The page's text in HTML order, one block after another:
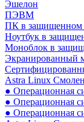
Эшелон
ПЭВМ
ПК в защищенном
Ноутбук в
Моноблок в
Экранированный
Astra Linux
● Операционная
● Операционная
● Операционная